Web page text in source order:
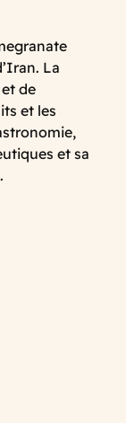
La
de
et les
et sa